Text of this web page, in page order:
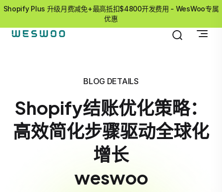
Shopify Plus 升级月费减免+最高抵扣$4800开发费用 - WesWoo专属
优惠
BLOG DETAILS
Shopify结账优化策略：
高效简化步骤驱动全球化
增长
weswoo